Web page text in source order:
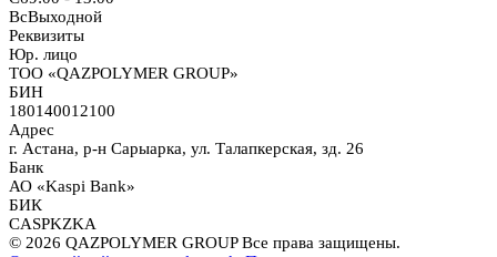
ВсВыходной
Реквизиты
Юр. лицо
ТОО «QAZPOLYMER GROUP»
БИН
180140012100
Адрес
г. Астана, р-н Сарыарка, ул. Талапкерская, зд. 26
Банк
АО «Kaspi Bank»
БИК
CASPKZKA
© 2026 QAZPOLYMER GROUP Все права защищены.